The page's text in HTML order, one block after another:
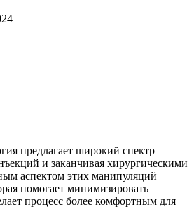
предлагает широкий спектр
и заканчивая хирургическими
аспектом этих манипуляций
помогает минимизировать
процесс более комфортным для